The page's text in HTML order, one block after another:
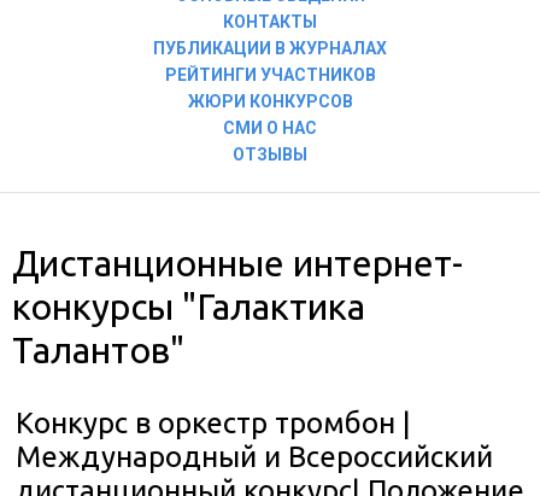
КОНТАКТЫ
ПУБЛИКАЦИИ В ЖУРНАЛАХ
РЕЙТИНГИ УЧАСТНИКОВ
ЖЮРИ КОНКУРСОВ
СМИ О НАС
ОТЗЫВЫ
Дистанционные интернет-
конкурсы "Галактика
Талантов"
Конкурс в оркестр тромбон |
Международный и Всероссийский